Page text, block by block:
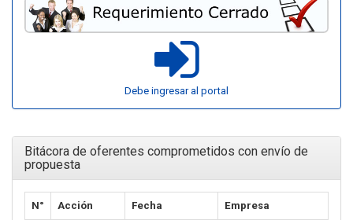
Debe ingresar al portal
Bitácora de oferentes comprometidos con envío de
propuesta
N° Acción Fecha Empresa